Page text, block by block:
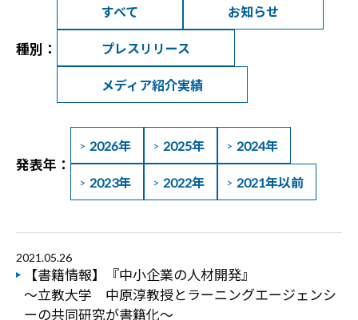
種別：
すべて お知らせ
プレスリリース
メディア紹介実績
発表年：
2026年 2025年 2024年
2023年 2022年 2021年以前
2021.05.26
【書籍情報】『中小企業の人材開発』
～立教大学 中原淳教授とラーニングエージェンシ
ーの共同研究が書籍化～